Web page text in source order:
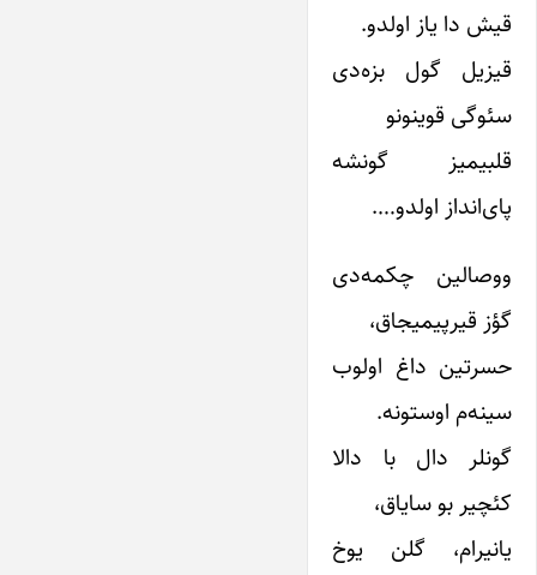
قیش دا یاز اولدو.
قیزیل گول بزه‌دی
سئوگی قوینونو
قلبیمیز گونشه
پای‌انداز اولدو….
ووصالین چکمه‌دی
گؤز قیرپیمیجاق،
حسرتین داغ اولوب
سینه‌م اوستونه.
گونلر دال با دالا
کئچیر بو سایاق،
یانیرام، گلن یوخ